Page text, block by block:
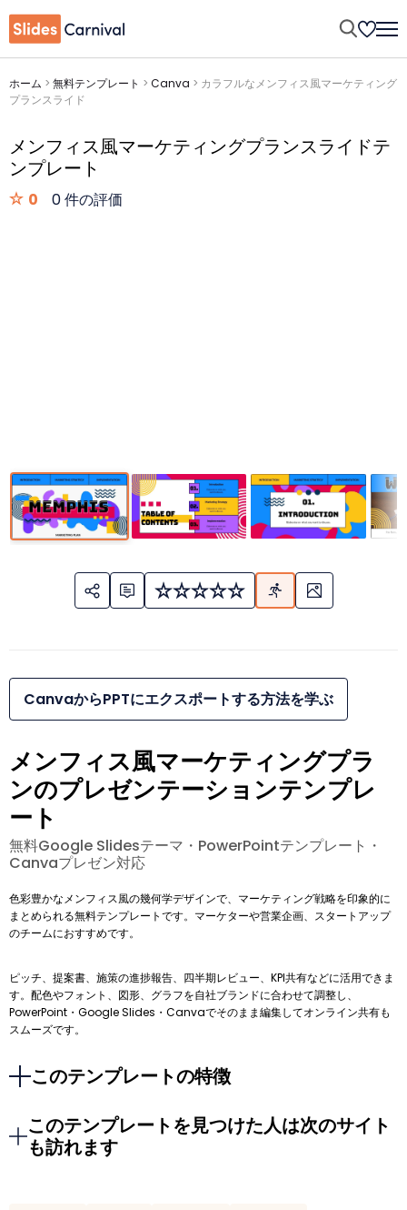
ホーム > 無料テンプレート > Canva > カラフルなメンフィス風マーケティング
プランスライド
メンフィス風マーケティングプランスライドテ
ンプレート
0 0 件の評価
CanvaからPPTにエクスポートする方法を学ぶ
メンフィス風マーケティングプラ
ンのプレゼンテーションテンプレ
ート
無料Google Slidesテーマ・PowerPointテンプレート・
Canvaプレゼン対応
色彩豊かなメンフィス風の幾何学デザインで、マーケティング戦略を印象的に
まとめられる無料テンプレートです。マーケターや営業企画、スタートアップ
のチームにおすすめです。
ピッチ、提案書、施策の進捗報告、四半期レビュー、KPI共有などに活用できま
す。配色やフォント、図形、グラフを自社ブランドに合わせて調整し、
PowerPoint・Google Slides・Canvaでそのまま編集してオンライン共有も
スムーズです。
このテンプレートの特徴
このテンプレートを見つけた人は次のサイト
も訪れます